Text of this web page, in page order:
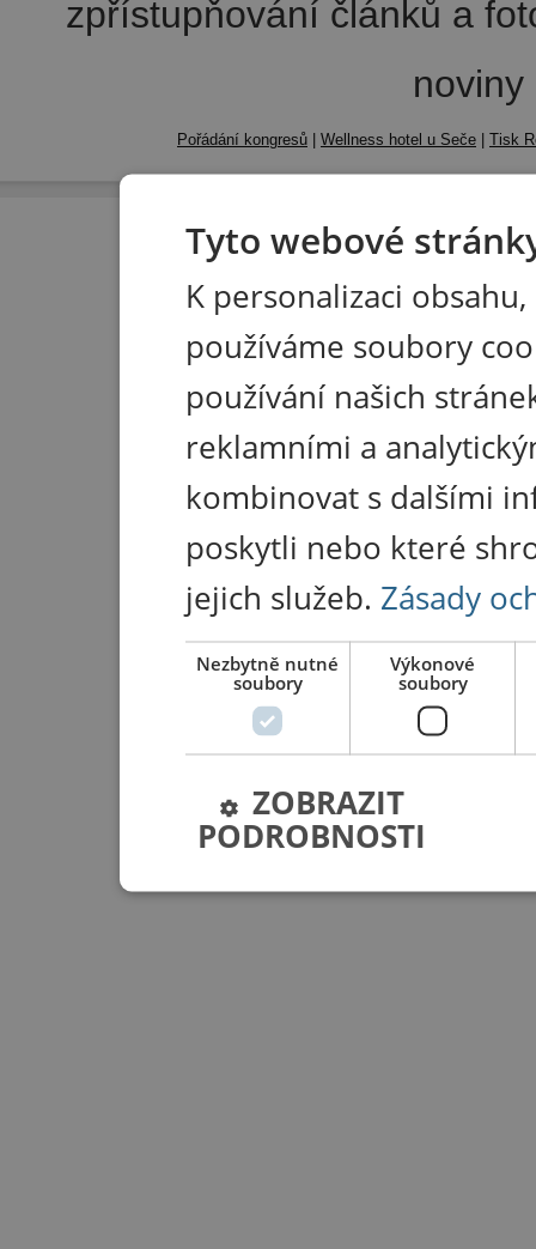
zpřístupňování článků a
Pořádání kongresů Wellness hotel u Seče Tisk
Tyto webové
K personalizaci
používáme soubory
používání našich
reklamními a
kombinovat s dalšími
poskytli nebo které
jejich služeb. Zásady
Nezbytně nutné
soubory
Výkonové
soubory
ZOBRAZIT
PODROBNOSTI